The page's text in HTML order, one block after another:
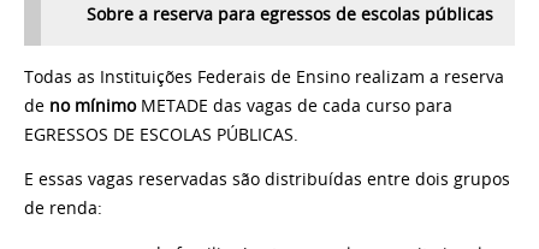
Sobre a reserva para egressos de escolas públicas
Todas as Instituições Federais de Ensino realizam a reserva
de no mínimoMETADE das vagas de cada curso para
EGRESSOS DE ESCOLAS PÚBLICAS.
E essas vagas reservadas são distribuídas entre dois grupos
de renda: